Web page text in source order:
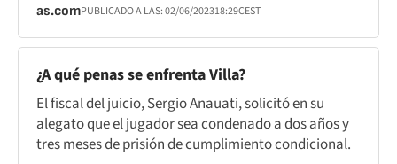
as.comPUBLICADO A LAS:02/06/202318:29CEST
¿A qué penas se enfrenta Villa?
El fiscal del juicio, Sergio Anauati, solicitó en su
alegato que el jugador sea condenado a dos años y
tres meses de prisión de cumplimiento condicional.